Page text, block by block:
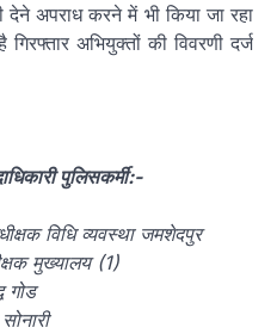
देने अपराध करने में भी किया जा रहा
अभियुक्तों की विवरणी दर्ज
पुलिसकर्मी:-
विधि व्यवस्था जमशेदपुर
मुख्यालय (1)
गोड